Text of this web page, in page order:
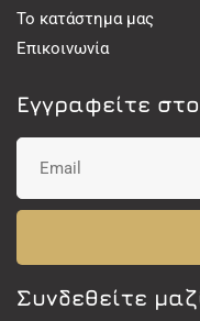
Το κατάστημα μας
Επικοινωνία
Εγγραφείτε
Συνδεθείτε